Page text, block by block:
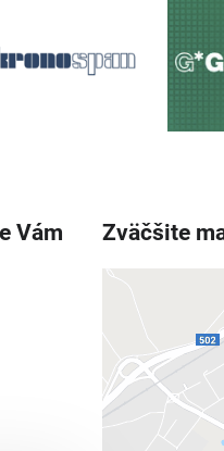
Vám
Zväčšite